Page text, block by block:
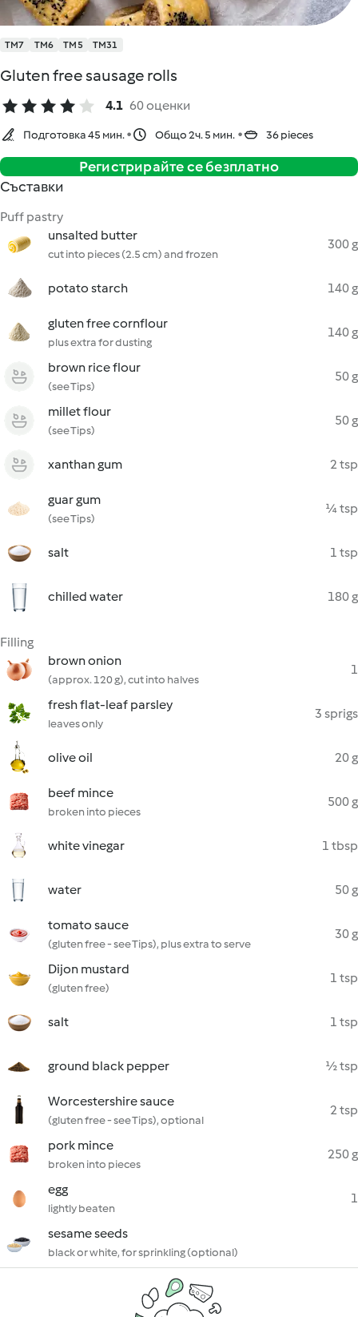
TM7 TM6 TM5 TM31
Gluten free sausage rolls
4.1 60 оценки
Подготовка 45 мин. Общо 2ч. 5 мин. 36 pieces
Регистрирайте се безплатно
Съставки
Puff pastry
unsalted butter
cut into pieces (2.5 cm) and frozen
300 g
potato starch 140 g
gluten free cornflour
plus extra for dusting
140 g
brown rice flour
(see Tips)
50 g
millet flour
(see Tips)
50 g
xanthan gum 2 tsp
guar gum
(see Tips)
¼ tsp
salt 1 tsp
chilled water 180 g
Filling
brown onion
(approx. 120 g), cut into halves
1
fresh flat-leaf parsley
leaves only
3 sprigs
olive oil 20 g
beef mince
broken into pieces
500 g
white vinegar 1 tbsp
water 50 g
tomato sauce
(gluten free - see Tips), plus extra to serve
30 g
Dijon mustard
(gluten free)
1 tsp
salt 1 tsp
ground black pepper ½ tsp
Worcestershire sauce
(gluten free - see Tips), optional
2 tsp
pork mince
broken into pieces
250 g
egg
lightly beaten
1
sesame seeds
black or white, for sprinkling (optional)